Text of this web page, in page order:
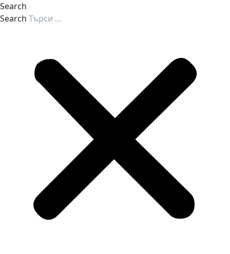
Search
Search